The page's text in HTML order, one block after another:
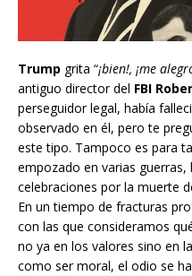
Trump grita “¡bien!, ¡me
antiguo director del FBI
perseguidor legal, había
observado en él, pero te
este tipo. Tampoco es para
empozado en varias
celebraciones por la muerte
En un tiempo de fracturas
con las que consideramos
no ya en los valores sino en
como ser moral, el odio se